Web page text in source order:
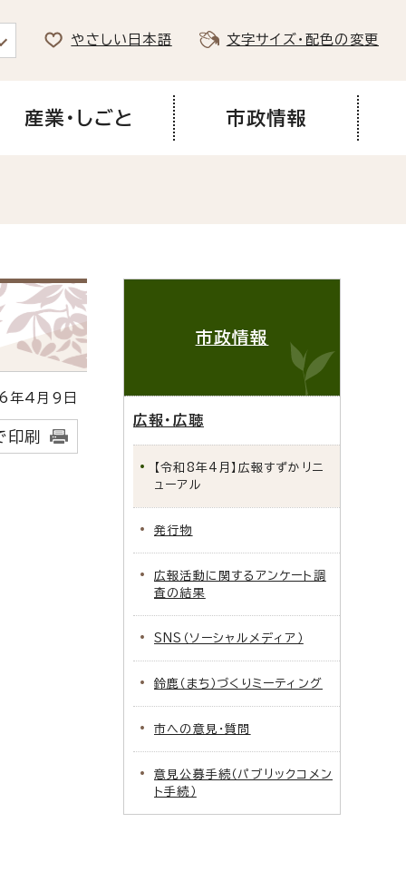
やさしい日本語 文字サイズ・配色の変更
産業・しごと 市政情報
4月9日
印刷
市政情報
広報・広聴
【令和8年4月】広報すずかリニ
ューアル
発行物
広報活動に関するアンケート調
査の結果
SNS（ソーシャルメディア）
鈴鹿（まち）づくりミーティング
市への意見・質問
意見公募手続（パブリックコメン
ト手続）